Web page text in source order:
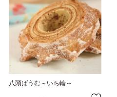
八頭ばうむ～いち輪～